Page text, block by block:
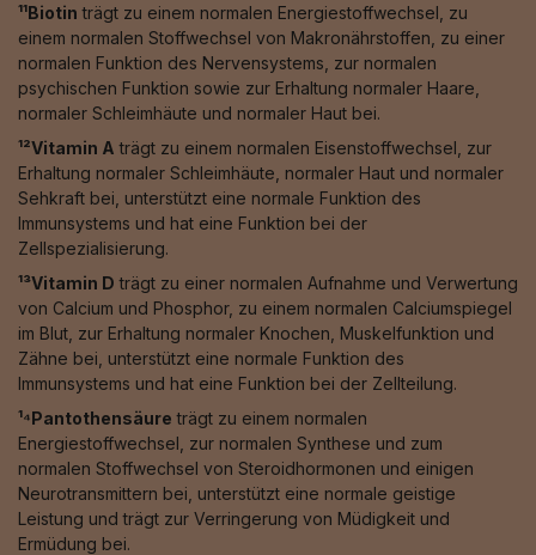
¹¹Biotin trägt zu einem normalen Energiestoffwechsel, zu
einem normalen Stoffwechsel von Makronährstoffen, zu einer
normalen Funktion des Nervensystems, zur normalen
psychischen Funktion sowie zur Erhaltung normaler Haare,
normaler Schleimhäute und normaler Haut bei.
¹²Vitamin A trägt zu einem normalen Eisenstoffwechsel, zur
Erhaltung normaler Schleimhäute, normaler Haut und normaler
Sehkraft bei, unterstützt eine normale Funktion des
Immunsystems und hat eine Funktion bei der
Zellspezialisierung.
¹³Vitamin D trägt zu einer normalen Aufnahme und Verwertung
von Calcium und Phosphor, zu einem normalen Calciumspiegel
im Blut, zur Erhaltung normaler Knochen, Muskelfunktion und
Zähne bei, unterstützt eine normale Funktion des
Immunsystems und hat eine Funktion bei der Zellteilung.
¹⁴Pantothensäure trägt zu einem normalen
Energiestoffwechsel, zur normalen Synthese und zum
normalen Stoffwechsel von Steroidhormonen und einigen
Neurotransmittern bei, unterstützt eine normale geistige
Leistung und trägt zur Verringerung von Müdigkeit und
Ermüdung bei.